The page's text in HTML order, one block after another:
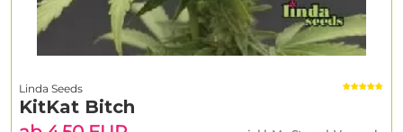
Linda Seeds
KitKat Bitch